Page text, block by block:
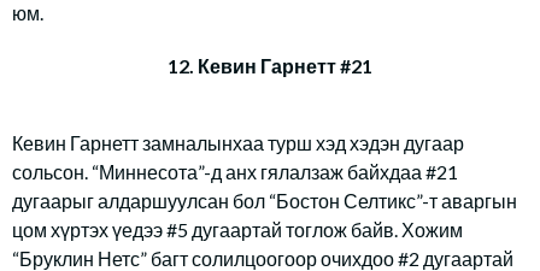
юм.
12. Кевин Гарнетт #21
Кевин Гарнетт замналынхаа турш хэд хэдэн дугаар
сольсон. “Миннесота”-д анх гялалзаж байхдаа #21
дугаарыг алдаршуулсан бол “Бостон Селтикс”-т аваргын
цом хүртэх үедээ #5 дугаартай тоглож байв. Хожим
“Бруклин Нетс” багт солилцоогоор очихдоо #2 дугаартай